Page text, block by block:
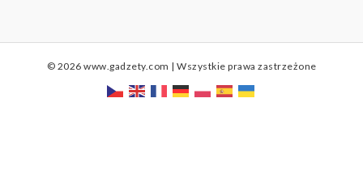
© 2026 www.gadzety.com | Wszystkie prawa zastrzeżone